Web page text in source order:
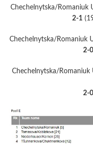
Chechelnytska/Romaniuk
2-1
Chechelnytska/Romaniuk
2-0
Chechelnytska/Romaniuk
2-0